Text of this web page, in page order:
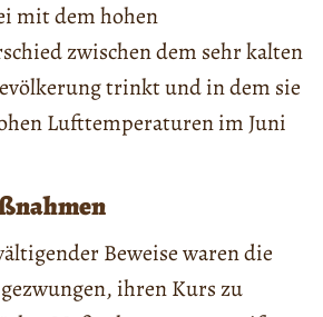
mit dem hohen
zwischen dem sehr kalten
trinkt und in dem sie
Lufttemperaturen im Juni
Beweise waren die
ihren Kurs zu